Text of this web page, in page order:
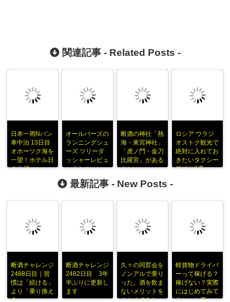
関連記事 - Related Posts -
日本一周Nバン
車中泊 13日目
オホーツク海を
一望！ホテル日
の出岬
オールバーズの
ランニングシュ
ーズ ツリーダ
ッシャーレビュ
ーまとめ
断酒の神社「熱
海・來宮神社」
「虎ノ門・金刀
比羅宮」がある
らしい
ロシア ウラジ
オストク観光で
絶対に入れてお
きたいタクシー
アプリ3選
最新記事 - New Posts -
断酒チャレンジ
2488日目｜習
慣は「続ける」
より「乗り換え
る」
断酒チャレンジ
2482日目 3年
半ぶりに更新し
ます
久々の同窓会を
ノンアルで乗り
った。酒を飲ま
ないメリットを
まとめてみた
軽貨物ドライバ
ーって稼げる？
稼げない？実際
にはじめてみて
分かった事